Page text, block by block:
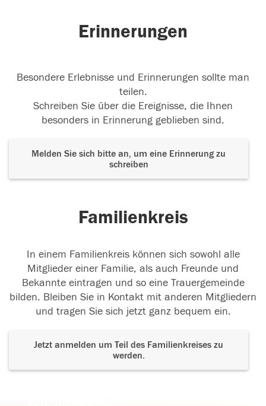
Erinnerungen
Besondere Erlebnisse und Erinnerungen sollte man
teilen.
Schreiben Sie über die Ereignisse, die Ihnen
besonders in Erinnerung geblieben sind.
Melden Sie sich bitte an, um eine Erinnerung zu
schreiben
Familienkreis
In einem Familienkreis können sich sowohl alle
Mitglieder einer Familie, als auch Freunde und
Bekannte eintragen und so eine Trauergemeinde
bilden. Bleiben Sie in Kontakt mit anderen Mitgliedern
und tragen Sie sich jetzt ganz bequem ein.
Jetzt anmelden um Teil des Familienkreises zu
werden.